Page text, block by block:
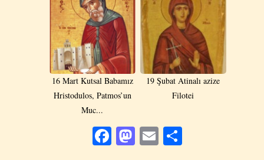
16 Mart Kutsal Babamız
Hristodulos, Patmos’un
Muc...
19 Şubat Atinalı azize
Filotei
Facebook
Mastodon
Email